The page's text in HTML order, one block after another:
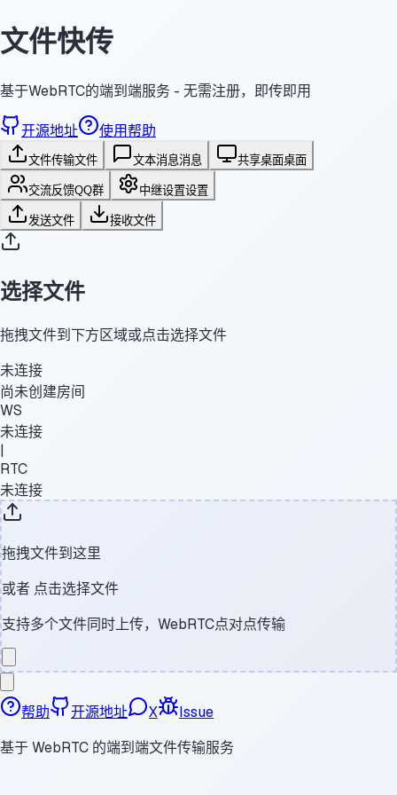
文件快传
基于WebRTC的端到端服务 - 无需注册，即传即用
开源地址 使用帮助
文件传输文件 文本消息消息 共享桌面桌面
交流反馈QQ群 中继设置设置
发送文件 接收文件
选择文件
拖拽文件到下方区域或点击选择文件
未连接
尚未创建房间
WS
未连接
|
RTC
未连接
拖拽文件到这里
或者 点击选择文件
支持多个文件同时上传，WebRTC点对点传输
帮助 开源地址 X
Issue
基于 WebRTC 的端到端文件传输服务